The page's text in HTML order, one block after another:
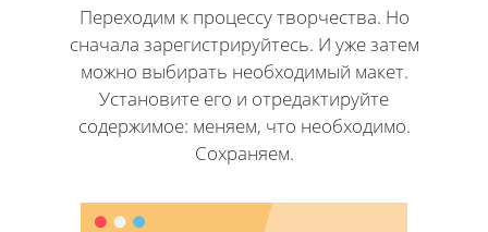
Переходим к процессу творчества. Но
сначала зарегистрируйтесь. И уже затем
можно выбирать необходимый макет.
Установите его и отредактируйте
содержимое: меняем, что необходимо.
Сохраняем.